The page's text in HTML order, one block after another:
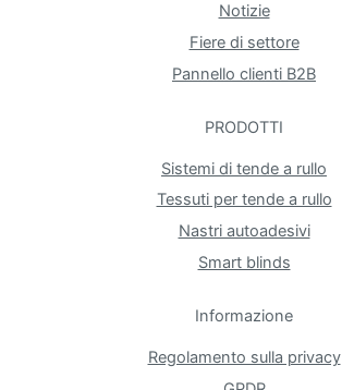
Notizie
Fiere di settore
Pannello clienti B2B
PRODOTTI
Sistemi di tende a rullo
Tessuti per tende a rullo
Nastri autoadesivi
Smart blinds
Informazione
Regolamento sulla privacy